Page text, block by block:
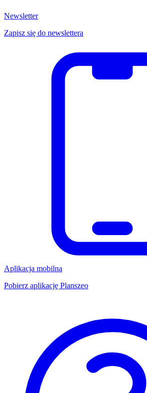
Newsletter
Zapisz się do newslettera
Aplikacja mobilna
Pobierz aplikację Planszeo